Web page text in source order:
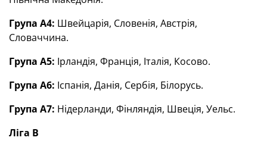
Група А4: Швейцарія, Словенія, Австрія,
Словаччина.
Група А5: Ірландія, Франція, Італія, Косово.
Група А6: Іспанія, Данія, Сербія, Білорусь.
Група А7: Нідерланди, Фінляндія, Швеція, Уельс.
Ліга В